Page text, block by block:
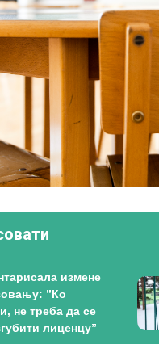
измене
”Ко
не треба да се
лиценцу”